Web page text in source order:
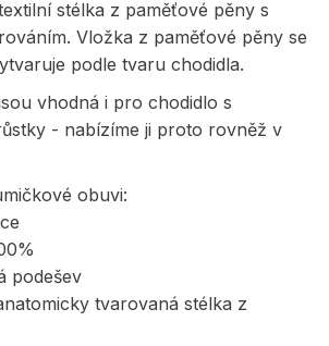
stélka z paměťové pěny s
Vložka z paměťové pěny se
podle tvaru chodidla.
vhodná i pro chodidlo s
- nabízíme ji proto rovněž v
obuvi:
podešev
tvarovaná stélka z